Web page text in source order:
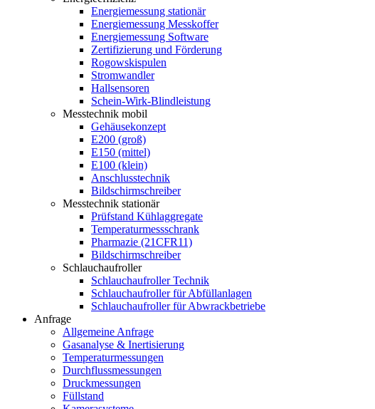
Energiemessung stationär
Energiemessung Messkoffer
Energiemessung Software
Zertifizierung und Förderung
Rogowskispulen
Stromwandler
Hallsensoren
Schein-Wirk-Blindleistung
Messtechnik mobil
Gehäusekonzept
E200 (groß)
E150 (mittel)
E100 (klein)
Anschlusstechnik
Bildschirmschreiber
Messtechnik stationär
Prüfstand Kühlaggregate
Temperaturmessschrank
Pharmazie (21CFR11)
Bildschirmschreiber
Schlauchaufroller
Schlauchaufroller Technik
Schlauchaufroller für Abfüllanlagen
Schlauchaufroller für Abwrackbetriebe
Anfrage
Allgemeine Anfrage
Gasanalyse & Inertisierung
Temperaturmessungen
Durchflussmessungen
Druckmessungen
Füllstand